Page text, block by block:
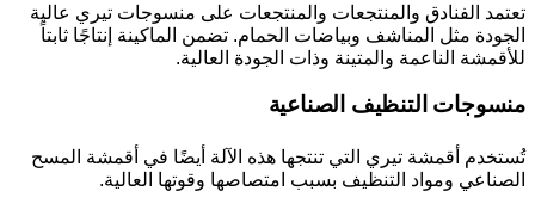
تعتمد الفنادق والمنتجعات والمنتجعات على منسوجات تيري عالية
الجودة مثل المناشف وبياضات الحمام. تضمن الماكينة إنتاجًا ثابتاً
للأقمشة الناعمة والمتينة وذات الجودة العالية.
منسوجات التنظيف الصناعية
تُستخدم أقمشة تيري التي تنتجها هذه الآلة أيضًا في أقمشة المسح
الصناعي ومواد التنظيف بسبب امتصاصها وقوتها العالية.